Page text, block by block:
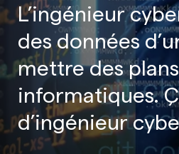
L’ingénieur
des données
mettre des
informatiques.
d’ingénieur